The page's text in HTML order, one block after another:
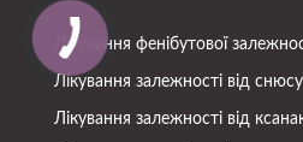
Лікування фенібутової
Лікування залежності від снюсу
Лікування залежності від